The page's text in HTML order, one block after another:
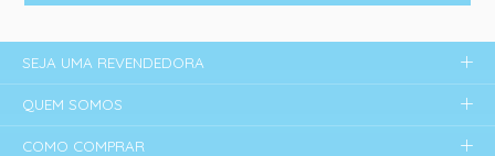
SEJA UMA REVENDEDORA
QUEM SOMOS
COMO COMPRAR